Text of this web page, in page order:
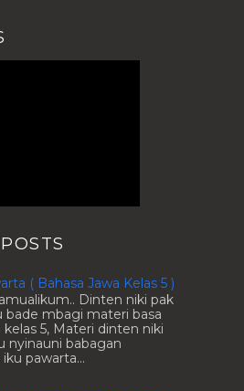
( Bahasa Jawa Kelas 5 )
Dinten niki pak
bade mbagi materi basa
kelas 5, Materi dinten niki
nyinauni babagan
iku pawarta...